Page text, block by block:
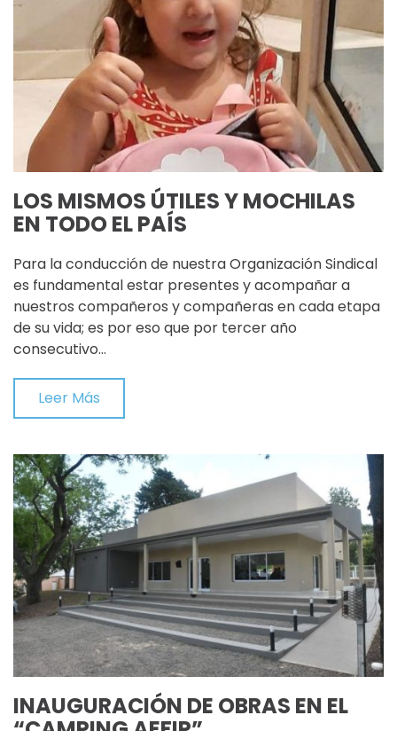
LOS MISMOS ÚTILES Y MOCHILAS
EN TODO EL PAÍS
Para la conducción de nuestra Organización Sindical
es fundamental estar presentes y acompañar a
nuestros compañeros y compañeras en cada etapa
de su vida; es por eso que por tercer año
consecutivo…
Leer Más
INAUGURACIÓN DE OBRAS EN EL